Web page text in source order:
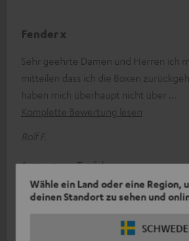
Wähle ein Land oder eine Region,
deinen Standort zu sehen und
Fender x
Sehr geehrte Damen und Herren ich
mitteilen dass ich die Boxen
haben mich überhaupt nicht über
Komplette Bewertung lesen
Rolf F.
Antwort von Teufel:
Vielen Dank für Ihr Feedback!
Klang- und
Sache, sodass man es (zum